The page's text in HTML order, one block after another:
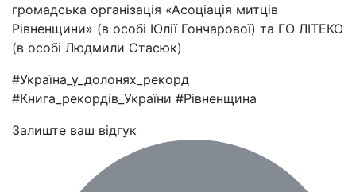
громадська організація «Асоціація митців
Рівненщини» (в особі Юлії Гончарової) та ГО ЛІТЕКО
(в особі Людмили Стасюк)
#Україна_у_долонях_рекорд
#Книга_рекордів_України #Рівненщина
Залиште ваш відгук